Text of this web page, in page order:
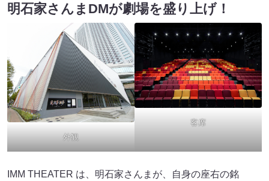
明石家さんまDMが劇場を盛り上げ！
外観
客席
IMM THEATER は、明石家さんまが、自身の座右の銘